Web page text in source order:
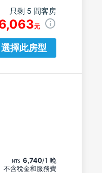
只剩 5 間客房
元
選擇此房型
6,740/1 晚
不含稅金和服務費